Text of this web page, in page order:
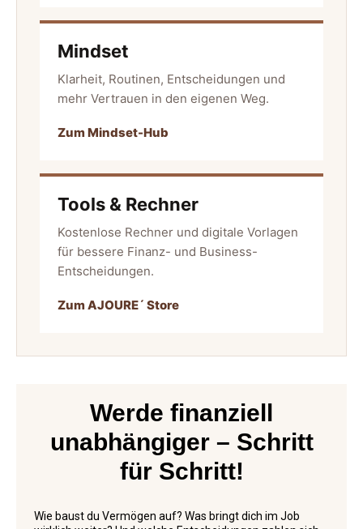
Mindset
Klarheit, Routinen, Entscheidungen und
mehr Vertrauen in den eigenen Weg.
Zum Mindset-Hub
Tools & Rechner
Kostenlose Rechner und digitale Vorlagen
für bessere Finanz- und Business-
Entscheidungen.
Zum AJOURE´ Store
Werde finanziell
unabhängiger – Schritt
für Schritt!
Wie baust du Vermögen auf? Was bringt dich im Job